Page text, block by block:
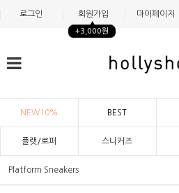
로그인 회원가입
+3,000원
마이페이지
NEW10% BEST
플랫/로퍼 스니커즈
Platform Sneakers